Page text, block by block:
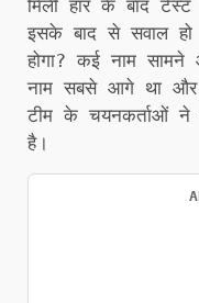
मिली हार के बाद
इसके बाद से सवाल हो
होगा? कई नाम
नाम सबसे आगे था और
टीम के चयनकर्ताओं ने
है।